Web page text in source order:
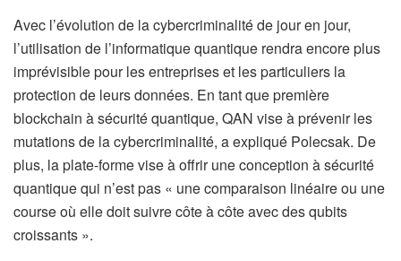
Avec l’évolution de la cybercriminalité de jour en jour,
l’utilisation de l’informatique quantique rendra encore plus
imprévisible pour les entreprises et les particuliers la
protection de leurs données. En tant que première
blockchain à sécurité quantique, QAN vise à prévenir les
mutations de la cybercriminalité, a expliqué Polecsak. De
plus, la plate-forme vise à offrir une conception à sécurité
quantique qui n’est pas « une comparaison linéaire ou une
course où elle doit suivre côte à côte avec des qubits
croissants ».